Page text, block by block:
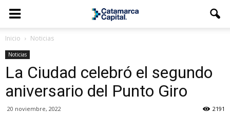
Inicio Noticias
Noticias
La Ciudad celebró el segundo
aniversario del Punto Giro
20 noviembre, 2022 2191